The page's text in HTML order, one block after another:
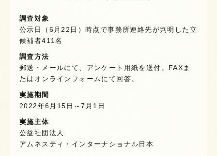
調査対象
公示日（6月22日）時点で事務所連絡先が判明した立
候補者411名
調査方法
郵送・メールにて、アンケート用紙を送付。FAXま
たはオンラインフォームにて回答。
実施期間
2022年6月15日～7月1日
実施主体
公益社団法人
アムネスティ・インターナショナル日本